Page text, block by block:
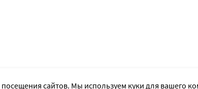
сайтов. Мы используем куки для вашего